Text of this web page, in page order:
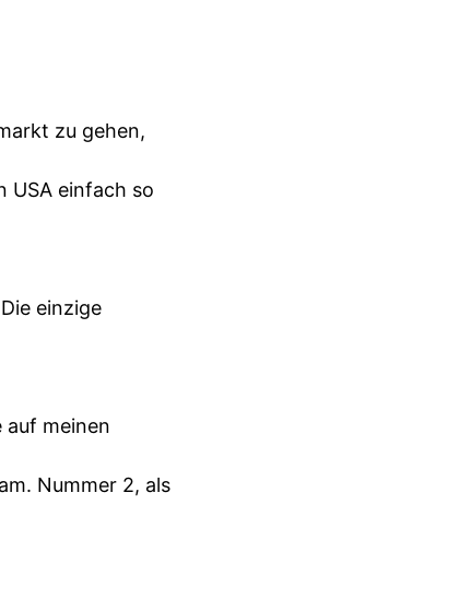
zu gehen,
USA einfach so
einzige
meinen
Nummer 2, als